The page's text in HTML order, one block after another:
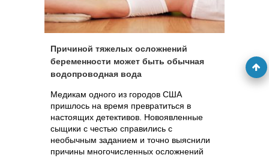
Причиной тяжелых осложнений
беременности может быть обычная
водопроводная вода
Медикам одного из городов США
пришлось на время превратиться в
настоящих детективов. Новоявленные
сыщики с честью справились с
необычным заданием и точно выяснили
причины многочисленных осложнений